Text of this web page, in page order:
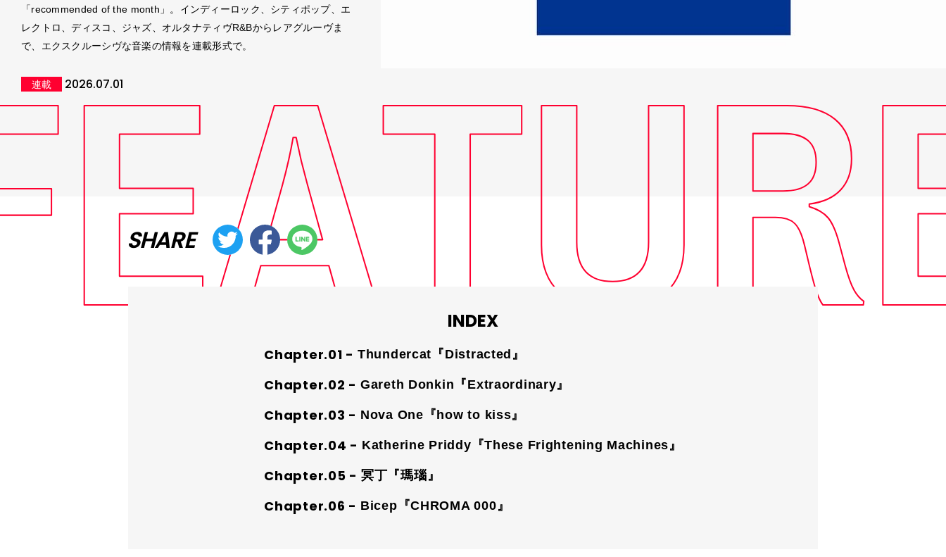
「recommended of the month」。インディーロック、シティポップ、エ
レクトロ、ディスコ、ジャズ、オルタナティヴR&Bからレアグルーヴま
で、エクスクルーシヴな音楽の情報を連載形式で。
連載 2026.07.01
SHARE
INDEX
Thundercat『Distracted』
Gareth Donkin『Extraordinary』
Nova One『how to kiss』
Katherine Priddy『These Frightening Machines』
冥丁『瑪瑙』
Bicep『CHROMA 000』